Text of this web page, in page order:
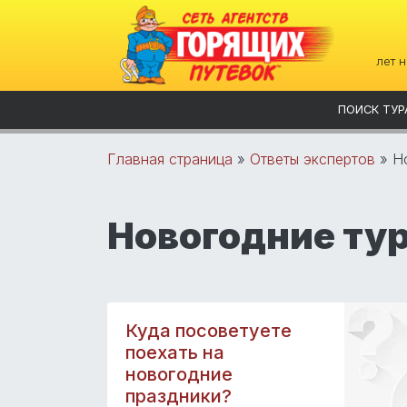
лет
ПОИСК
Главная страница » Ответы экспертов »
Новогодние
Куда посоветуете
поехать на
новогодние
праздники?